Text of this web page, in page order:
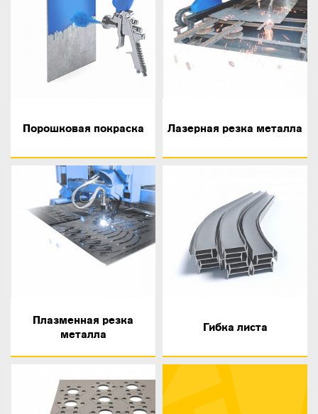
Порошковая покраска Лазерная резка металла
Плазменная резка
металла
Гибка листа